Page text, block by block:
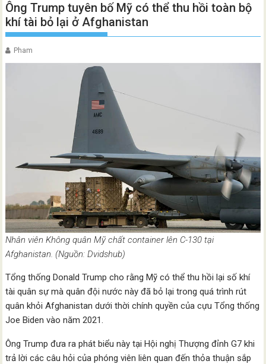
Ông Trump tuyên bố Mỹ có thể thu hồi toàn bộ
khí tài bỏ lại ở Afghanistan
Pham
Nhân viên Không quân Mỹ chất container lên C-130 tại
Afghanistan. (Nguồn: Dvidshub)
Tổng thống Donald Trump cho rằng Mỹ có thể thu hồi lại số khí
tài quân sự mà quân đội nước này đã bỏ lại trong quá trình rút
quân khỏi Afghanistan dưới thời chính quyền của cựu Tổng thống
Joe Biden vào năm 2021.
Ông Trump đưa ra phát biểu này tại Hội nghị Thượng đỉnh G7 khi
trả lời các câu hỏi của phóng viên liên quan đến thỏa thuận sắp